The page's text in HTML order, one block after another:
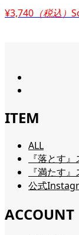
¥3,740 （税込）
ITEM
ALL
『落とす
『満たす
公式
ACCOUNT